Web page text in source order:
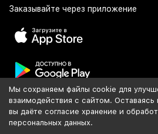
Заказывайте через приложение
Популярное
Мы сохраняем файлы cookie для
взаимодействия с сайтом. Оставаясь
вы даёте согласие хранение и
персональных данных.